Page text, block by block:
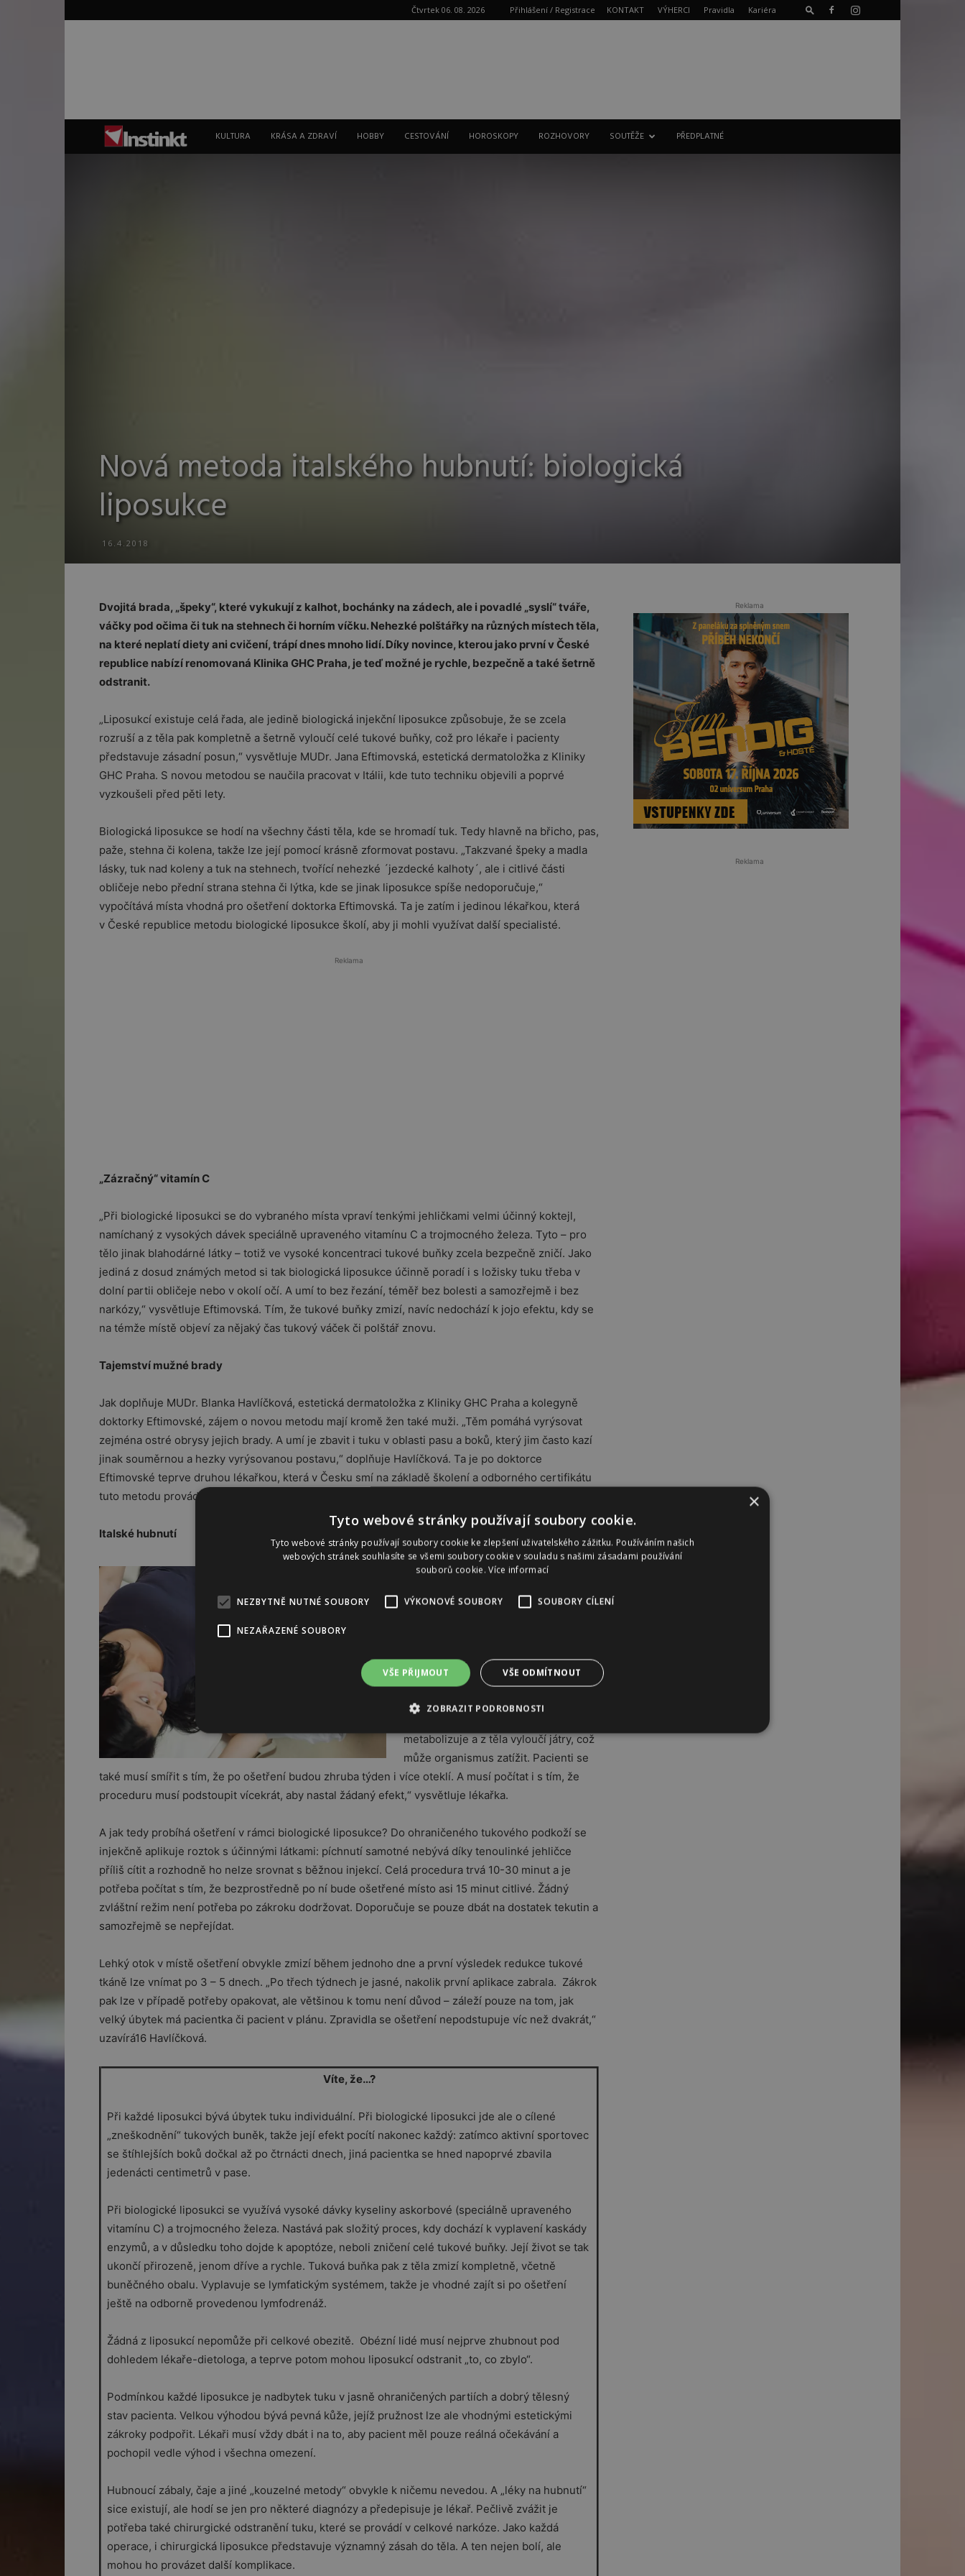
Čtvrtek 06. 08. 2026 Přihlášení / Registrace KONTAKT VÝHERCI Pravidla Kariéra
Instinkt
KULTURA KRÁSA A ZDRAVÍ HOBBY CESTOVÁNÍ HOROSKOPY ROZHOVORY SOUTĚŽE PŘEDPLATNÉ
Nová metoda italského hubnutí: biologická
liposukce
16.4.2018
Dvojitá brada, „špeky“, které vykukují z kalhot, bochánky na zádech, ale i povadlé „syslí“ tváře,
váčky pod očima či tuk na stehnech či horním víčku. Nehezké polštářky na různých místech těla,
na které neplatí diety ani cvičení, trápí dnes mnoho lidí. Díky novince, kterou jako první v České
republice nabízí renomovaná Klinika GHC Praha, je teď možné je rychle, bezpečně a také šetrně
odstranit.
„Liposukcí existuje celá řada, ale jedině biologická injekční liposukce způsobuje, že se zcela
rozruší a z těla pak kompletně a šetrně vyloučí celé tukové buňky, což pro lékaře i pacienty
představuje zásadní posun,“ vysvětluje MUDr. Jana Eftimovská, estetická dermatoložka z Kliniky
GHC Praha. S novou metodou se naučila pracovat v Itálii, kde tuto techniku objevili a poprvé
vyzkoušeli před pěti lety.
Biologická liposukce se hodí na všechny části těla, kde se hromadí tuk. Tedy hlavně na břicho, pas,
paže, stehna či kolena, takže lze její pomocí krásně zformovat postavu. „Takzvané špeky a madla
lásky, tuk nad koleny a tuk na stehnech, tvořící nehezké ´jezdecké kalhoty´, ale i citlivé části
obličeje nebo přední strana stehna či lýtka, kde se jinak liposukce spíše nedoporučuje,“
vypočítává místa vhodná pro ošetření doktorka Eftimovská. Ta je zatím i jedinou lékařkou, která
v České republice metodu biologické liposukce školí, aby ji mohli využívat další specialisté.
Reklama
„Zázračný“ vitamín C
„Při biologické liposukci se do vybraného místa vpraví tenkými jehličkami velmi účinný koktejl,
namíchaný z vysokých dávek speciálně upraveného vitamínu C a trojmocného železa. Tyto – pro
tělo jinak blahodárné látky – totiž ve vysoké koncentraci tukové buňky zcela bezpečně zničí. Jako
jediná z dosud známých metod si tak biologická liposukce účinně poradí i s ložisky tuku třeba v
dolní partii obličeje nebo v okolí očí. A umí to bez řezání, téměř bez bolesti a samozřejmě i bez
narkózy,“ vysvětluje Eftimovská. Tím, že tukové buňky zmizí, navíc nedochází k jojo efektu, kdy se
na témže místě objeví za nějaký čas tukový váček či polštář znovu.
Tajemství mužné brady
Jak doplňuje MUDr. Blanka Havlíčková, estetická dermatoložka z Kliniky GHC Praha a kolegyně
doktorky Eftimovské, zájem o novou metodu mají kromě žen také muži. „Těm pomáhá vyrýsovat
zejména ostré obrysy jejich brady. A umí je zbavit i tuku v oblasti pasu a boků, který jim často kazí
jinak souměrnou a hezky vyrýsovanou postavu,“ doplňuje Havlíčková. Ta je po doktorce
Eftimovské teprve druhou lékařkou, která v Česku smí na základě školení a odborného certifikátu
tuto metodu provádět.
Italské hubnutí
Havlíčková považuje „italské hubnutí“
říká – za účinný způsob, jak se tělo
lipolýzy nebo ultrazvukové metody
totiž dokáží tuk z buněk pouze
„rozpustit a vypustit“. „Buňka zůstává
metabolizuje a z těla vyloučí játry, což
může organismus zatížit. Pacienti se
také musí smířit s tím, že po ošetření budou zhruba týden i více oteklí. A musí počítat i s tím, že
proceduru musí podstoupit vícekrát, aby nastal žádaný efekt,“ vysvětluje lékařka.
A jak tedy probíhá ošetření v rámci biologické liposukce? Do ohraničeného tukového podkoží se
injekčně aplikuje roztok s účinnými látkami: píchnutí samotné nebývá díky tenoulinké jehličce
příliš cítit a rozhodně ho nelze srovnat s běžnou injekcí. Celá procedura trvá 10-30 minut a je
potřeba počítat s tím, že bezprostředně po ní bude ošetřené místo asi 15 minut citlivé. Žádný
zvláštní režim není potřeba po zákroku dodržovat. Doporučuje se pouze dbát na dostatek tekutin a
samozřejmě se nepřejídat.
Lehký otok v místě ošetření obvykle zmizí během jednoho dne a první výsledek redukce tukové
tkáně lze vnímat po 3 – 5 dnech. „Po třech týdnech je jasné, nakolik první aplikace zabrala. Zákrok
pak lze v případě potřeby opakovat, ale většinou k tomu není důvod – záleží pouze na tom, jak
velký úbytek má pacientka či pacient v plánu. Zpravidla se ošetření nepodstupuje víc než dvakrát,“
uzavírá16 Havlíčková.
Víte, že…?
Při každé liposukci bývá úbytek tuku individuální. Při biologické liposukci jde ale o cílené
„zneškodnění“ tukových buněk, takže její efekt pocítí nakonec každý: zatímco aktivní sportovec
se štíhlejších boků dočkal až po čtrnácti dnech, jiná pacientka se hned napoprvé zbavila
jedenácti centimetrů v pase.
Při biologické liposukci se využívá vysoké dávky kyseliny askorbové (speciálně upraveného
vitamínu C) a trojmocného železa. Nastává pak složitý proces, kdy dochází k vyplavení kaskády
enzymů, a v důsledku toho dojde k apoptóze, neboli zničení celé tukové buňky. Její život se tak
ukončí přirozeně, jenom dříve a rychle. Tuková buňka pak z těla zmizí kompletně, včetně
buněčného obalu. Vyplavuje se lymfatickým systémem, takže je vhodné zajít si po ošetření
ještě na odborně provedenou lymfodrenáž.
Žádná z liposukcí nepomůže při celkové obezitě. Obézní lidé musí nejprve zhubnout pod
dohledem lékaře-dietologa, a teprve potom mohou liposukcí odstranit „to, co zbylo“.
Podmínkou každé liposukce je nadbytek tuku v jasně ohraničených partiích a dobrý tělesný
stav pacienta. Velkou výhodou bývá pevná kůže, jejíž pružnost lze ale vhodnými estetickými
zákroky podpořit. Lékaři musí vždy dbát i na to, aby pacient měl pouze reálná očekávání a
pochopil vedle výhod i všechna omezení.
Hubnoucí zábaly, čaje a jiné „kouzelné metody“ obvykle k ničemu nevedou. A „léky na hubnutí“
sice existují, ale hodí se jen pro některé diagnózy a předepisuje je lékař. Pečlivě zvážit je
potřeba také chirurgické odstranění tuku, které se provádí v celkové narkóze. Jako každá
operace, i chirurgická liposukce představuje významný zásah do těla. A ten nejen bolí, ale
mohou ho provázet další komplikace.
Reklama
Reklama
×
Tyto webové stránky používají soubory cookie.
Tyto webové stránky používají soubory cookie ke zlepšení uživatelského zážitku. Používáním našich
webových stránek souhlasíte se všemi soubory cookie v souladu s našimi zásadami používání
souborů cookie.Více informací
NEZBYTNĚ NUTNÉ SOUBORY VÝKONOVÉ SOUBORY SOUBORY CÍLENÍ
NEZAŘAZENÉ SOUBORY
VŠE PŘIJMOUT VŠE ODMÍTNOUT
ZOBRAZIT PODROBNOSTI